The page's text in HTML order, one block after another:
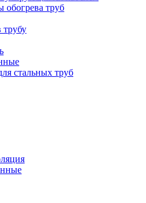
труб
трубу
стальных труб